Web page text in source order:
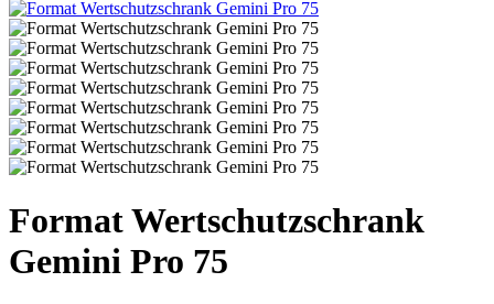
Format Wertschutzschrank
Gemini Pro 75